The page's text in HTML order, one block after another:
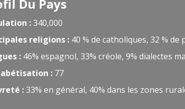
Du Pays
:340,000
religions : 40 % de catholiques, 32 %
: 46% espagnol, 33% créole, 9% dialectes
: 77
:33% en général, 40% dans les zones